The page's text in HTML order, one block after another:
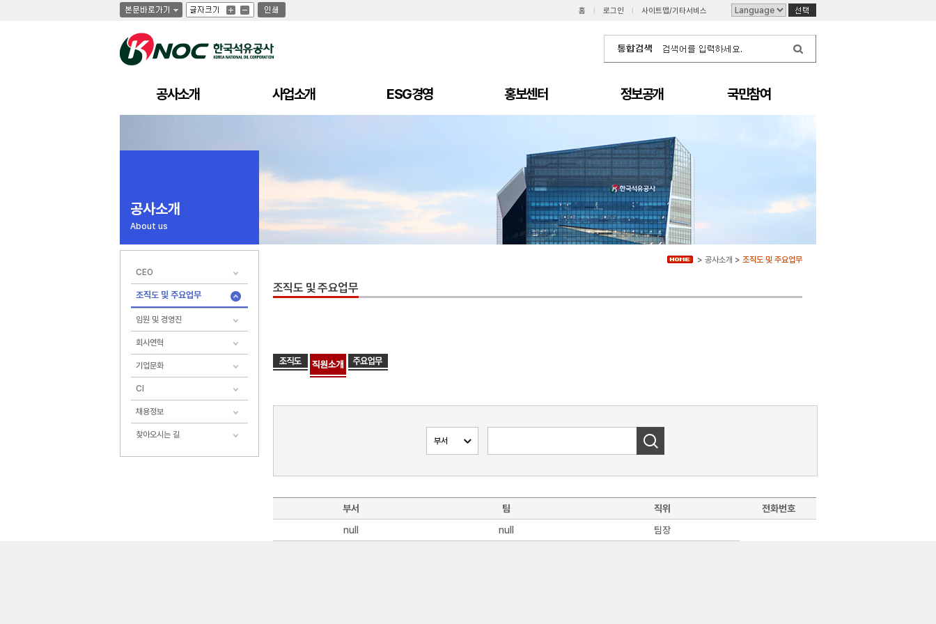
글
자
기
글
자
기
크
글
자
기
작
인
쇄
홈 I 로그인 I 사이트맵/기타서비스
공사소개 사업소개 ESG경영 홍보센터 정보공개 국민참여
공사소개
About us
CEO
조직도 및 주요업무
임원 및 경영진
회사연혁
기업문화
CI
채용정보
찾아오시는 길
> 공사소개 > 조직도 및 주요업무
조직도 및 주요업무
부서 팀 직위
전화번호
null
null 팀장